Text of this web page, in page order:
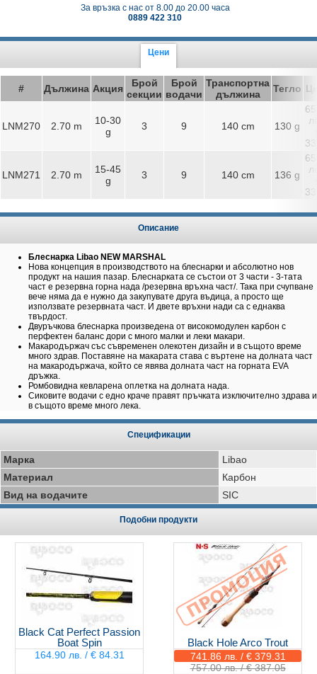
За връзка с нас от 8.00 до 20.00 часа
0889 422 310
Цени
# Дължина Акция
Брой
секции
Брой
водачи
Транспортна
дължина
Тегло
LNM270 2.70 m
10-30
g
3 9 140 cm 130 g
LNM271 2.70 m
15-45
g
3 9 140 cm 136 g
Описание
Блеснарка Libao NEW MARSHAL
Нова концепция в производството на блеснарки и абсолютно нов
продукт на нашия пазар. Блеснарката се състои от 3 части - 3-тата
част е резервна горна нада /резервна връхна част/. Така при счупване
вече няма да е нужно да закупувате друга въдица, а просто ще
използвате резервната част. И двете връхни нади са с еднаква
твърдост.
Двуръчкова блеснарка произведена от високомодулен карбон с
перфектен баланс дори с много малки и леки макари.
Макародържач със съвременен олекотен дизайн и в същото време
много здрав. Поставяне на макарата става с въртене на долната част
на макародържача, който се явява долната част на горната EVA
дръжка.
Ромбовидна кевларена оплетка на долната нада.
Сиковите водачи с едно краче правят пръчката изключително здрава и
в същото време много лека.
Спецификации
Марка
Libao
Материал
Карбон
Вид на водачите
SIC
Подобни продукти
Black Cat Perfect Passion
Boat Spin
164.90 лв. / € 84.31
Black Hole Arco Trout
741.86 лв. / € 379.31
757.00 лв. / € 387.05